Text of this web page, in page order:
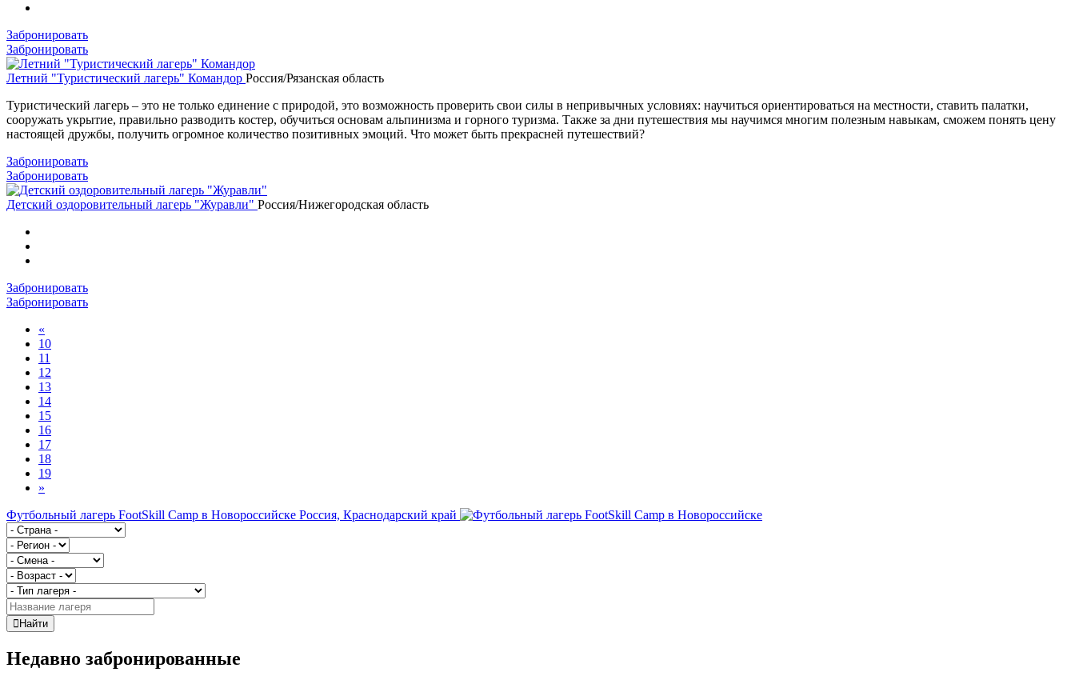
Забронировать
Забронировать
Летний "Туристический лагерь" Командор Россия/Рязанская область
Туристический лагерь – это не только единение с природой, это возможность проверить свои силы в непривычных условиях: научиться ориентироваться на местности, ставить палатки,
сооружать укрытие, правильно разводить костер, обучиться основам альпинизма и горного туризма. Также за дни путешествия мы научимся многим полезным навыкам, сможем понять цену
настоящей дружбы, получить огромное количество позитивных эмоций. Что может быть прекрасней путешествий?
Забронировать
Забронировать
Детский оздоровительный лагерь "Журавли" Россия/Нижегородская область
Забронировать
Забронировать
«
10
11
12
13
14
15
16
17
18
19
»
Футбольный лагерь FootSkill Camp в Новороссийске Россия, Краснодарский край
Найти
Недавно забронированные